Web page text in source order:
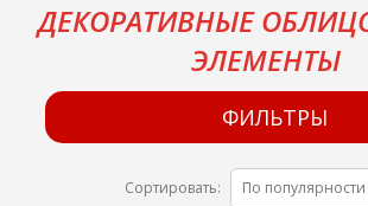
ДЕКОРАТИВНЫЕ
ЭЛЕМЕНТЫ
ФИЛЬТРЫ
Сортировать: